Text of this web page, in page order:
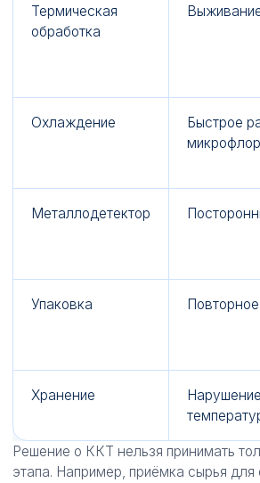
Термическая
обработка
Охлаждение
Быстрое
Металлодетектор
Упаковка
Хранение
Нарушение
Решение о ККТ нельзя принимать
этапа. Например, приёмка сырья для